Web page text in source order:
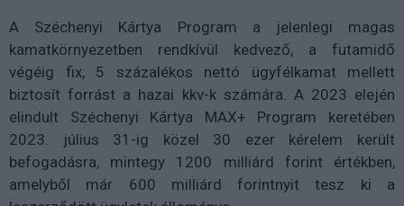
A Széchenyi Kártya Program a jelenlegi magas
kamatkörnyezetben rendkívül kedvező, a futamidő
végéig fix, 5 százalékos nettó ügyfélkamat mellett
biztosít forrást a hazai kkv-k számára. A 2023 elején
elindult Széchenyi Kártya MAX+ Program keretében
2023. július 31-ig közel 30 ezer kérelem került
befogadásra, mintegy 1200 milliárd forint értékben,
amelyből már 600 milliárd forintnyit tesz ki a